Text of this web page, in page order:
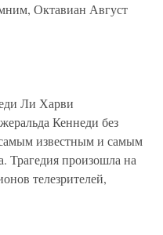
Октавиан Август
Ли Харви
Кеннеди без
известным и самым
Трагедия произошла на
телезрителей,